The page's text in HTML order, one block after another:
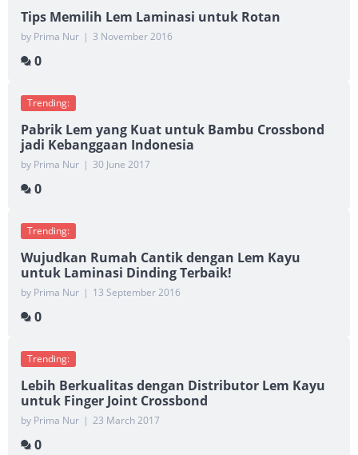
Tips Memilih Lem Laminasi untuk Rotan
by Prima Nur | 3 November 2016
0
Trending:
Pabrik Lem yang Kuat untuk Bambu Crossbond
jadi Kebanggaan Indonesia
by Prima Nur | 30 June 2017
0
Trending:
Wujudkan Rumah Cantik dengan Lem Kayu
untuk Laminasi Dinding Terbaik!
by Prima Nur | 13 September 2016
0
Trending:
Lebih Berkualitas dengan Distributor Lem Kayu
untuk Finger Joint Crossbond
by Prima Nur | 23 March 2017
0